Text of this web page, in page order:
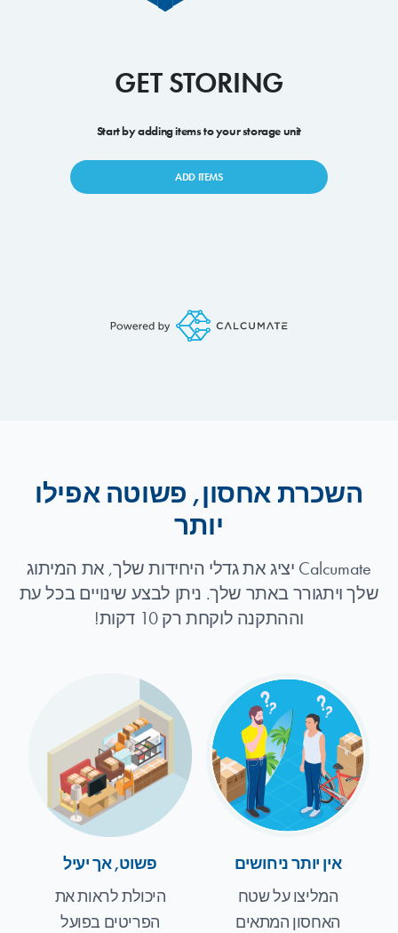
GET STORING
Start by adding items to your storage unit
ADD ITEMS
השכרת אחסון, פשוטה אפילו
יותר
Calcumate יציג את גדלי היחידות שלך, את המיתוג
שלך ויתגורר באתר שלך. ניתן לבצע שינויים בכל עת
וההתקנה לוקחת רק 10 דקות!
אין יותר ניחושים
המליצו על שטח
האחסון המתאים
פשוט, אך יעיל
היכולת לראות את
הפריטים בפועל